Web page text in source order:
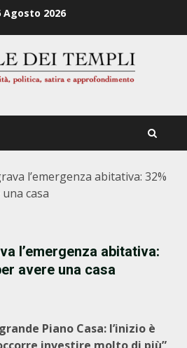
Agosto 2026
l’emergenza abitativa: 32%
casa
l’emergenza abitativa:
avere una casa
Piano Casa: l’inizio è